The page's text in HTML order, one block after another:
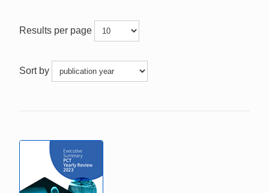
Results per page
Sort by